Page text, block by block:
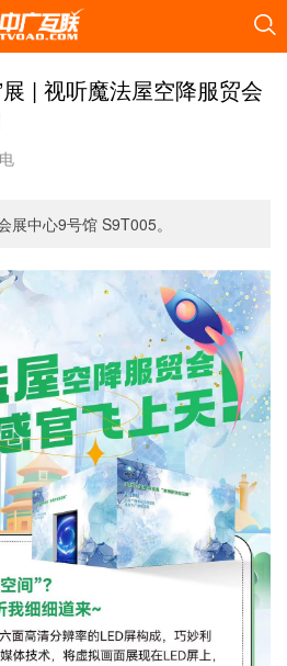
| 视听魔法屋空降服贸会
展中心9号馆 S9T005。